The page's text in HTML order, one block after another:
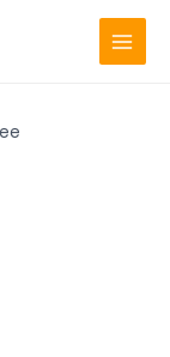
MAIN
MENU